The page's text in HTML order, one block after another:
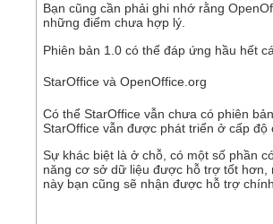
Bạn cũng cần phải ghi nhớ rằng
những điểm chưa hợp lý.
Phiên bản 1.0 có thể đáp ứng hầu hết
StarOffice và OpenOffice.org
Có thể StarOffice vẫn chưa có phiên
StarOffice vẫn được phát triển ở cấp độ
Sự khác biệt là ở chỗ, có một số phần
năng cơ sở dữ liệu được hỗ trợ tốt hơn,
này bạn cũng sẽ nhận được hỗ trợ